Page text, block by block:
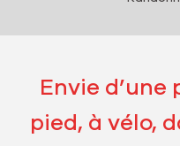
Envie
pied, à vélo,